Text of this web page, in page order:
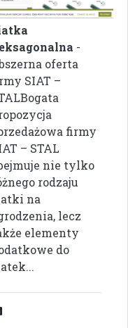
-
oferta
SIAT –
firmy
– STAL
nie tylko
rodzaju
na
lecz
elementy
do